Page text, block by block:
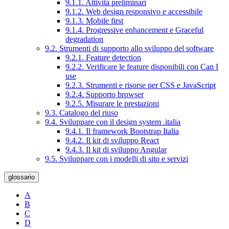
9.1.1. Attività preliminari
9.1.2. Web design responsivo e accessibile
9.1.3. Mobile first
9.1.4. Progressive enhancement e Graceful
degradation
9.2. Strumenti di supporto allo sviluppo del software
9.2.1. Feature detection
9.2.2. Verificare le feature disponibili con Can I
use
9.2.3. Strumenti e risorse per CSS e JavaScript
9.2.4. Supporto browser
9.2.5. Misurare le prestazioni
9.3. Catalogo del riuso
9.4. Sviluppare con il design system .italia
9.4.1. Il framework Bootstrap Italia
9.4.2. Il kit di sviluppo React
9.4.3. Il kit di sviluppo Angular
9.5. Sviluppare con i modelli di sito e servizi
glossario
A
B
C
D